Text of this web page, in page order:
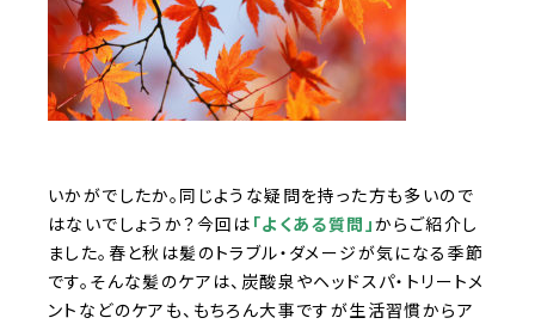
いかがでしたか。同じような疑問を持った方も多いので
はないでしょうか？今回は 「よくある質問」からご紹介し
ました。 春と秋は髪のトラブル・ダメージが気になる季節
です。そんな髪のケアは、炭酸泉やヘッドスパ・トリートメ
ントなどのケアも、もちろん大事ですが生活習慣からア